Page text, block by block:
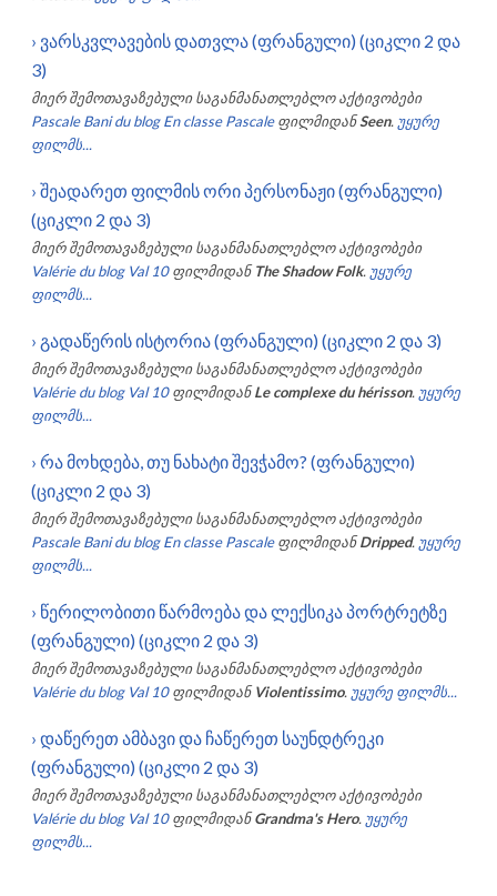
› ვარსკვლავების დათვლა (ფრანგული) (ციკლი 2 და
3)
მიერ შემოთავაზებული საგანმანათლებლო აქტივობები
Pascale Bani du blog En classe Pascale ფილმიდანSeen. უყურე
ფილმს...
› შეადარეთ ფილმის ორი პერსონაჟი (ფრანგული)
(ციკლი 2 და 3)
მიერ შემოთავაზებული საგანმანათლებლო აქტივობები
Valérie du blog Val 10 ფილმიდან The Shadow Folk. უყურე
ფილმს...
› გადაწერის ისტორია (ფრანგული) (ციკლი 2 და 3)
მიერ შემოთავაზებული საგანმანათლებლო აქტივობები
Valérie du blog Val 10 ფილმიდან Le complexe du hérisson. უყურე
ფილმს...
› რა მოხდება, თუ ნახატი შევჭამო? (ფრანგული)
(ციკლი 2 და 3)
მიერ შემოთავაზებული საგანმანათლებლო აქტივობები
Pascale Bani du blog En classe Pascale ფილმიდან Dripped. უყურე
ფილმს...
› წერილობითი წარმოება და ლექსიკა პორტრეტზე
(ფრანგული) (ციკლი 2 და 3)
მიერ შემოთავაზებული საგანმანათლებლო აქტივობები
Valérie du blog Val 10 ფილმიდან Violentissimo. უყურე ფილმს...
› დაწერეთ ამბავი და ჩაწერეთ საუნდტრეკი
(ფრანგული) (ციკლი 2 და 3)
მიერ შემოთავაზებული საგანმანათლებლო აქტივობები
Valérie du blog Val 10 ფილმიდან Grandma's Hero. უყურე
ფილმს...